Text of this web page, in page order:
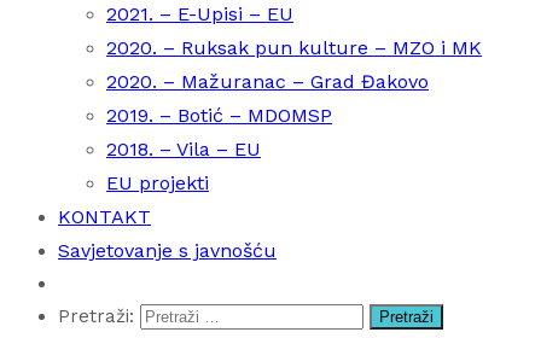
2021. – E-Upisi – EU
2020. – Ruksak pun kulture – MZO i MK
2020. – Mažuranac – Grad Đakovo
2019. – Botić – MDOMSP
2018. – Vila – EU
EU projekti
KONTAKT
Savjetovanje s javnošću
Pretraži: